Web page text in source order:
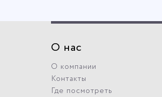
О нас
О компании
Контакты
Где посмотреть